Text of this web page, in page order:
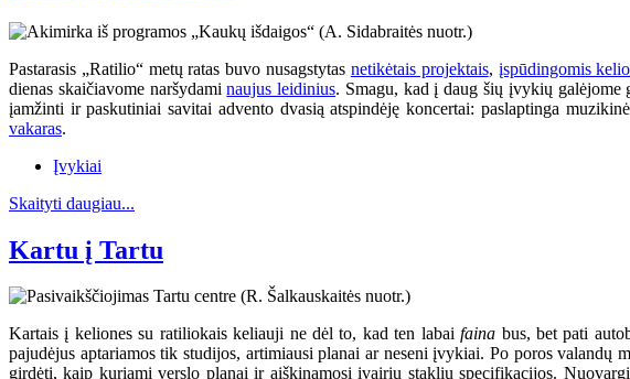
Pastarasis „Ratilio“ metų ratas buvo nusagstytas netikėtais projektais, įspūdingomis
dienas skaičiavome naršydaminaujus leidinius. Smagu, kad į daug šių įvykių galėjome
įamžinti ir paskutiniai savitai advento dvasią atspindėję koncertai: paslaptinga
vakaras.
Įvykiai
Skaityti daugiau...
Kartu į Tartu
Kartais į keliones su ratiliokais keliauji ne dėl to, kad ten labaifaina bus, bet pati
pajudėjus aptariamos tik studijos, artimiausi planai ar neseni įvykiai. Po poros
girdėti, kaip kuriami verslo planai ir aiškinamosi įvairių staklių specifikacijos.